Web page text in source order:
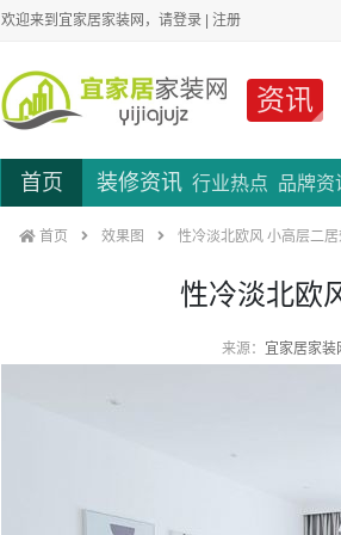
欢迎来到宜家居家装网，请登录 | 注册
资讯
首页 装修资讯 行业热点 品牌资
首页 效果图 性冷淡北欧风 小高层二居
性冷淡北欧
来源： 宜家居家装